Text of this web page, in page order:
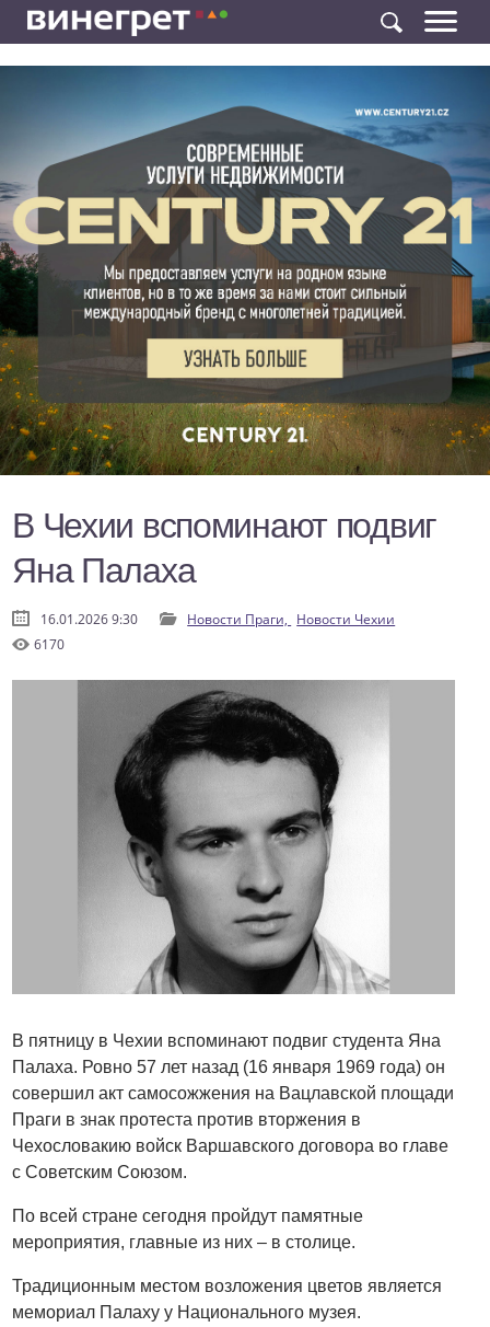
В Чехии вспоминают подвиг
Яна Палаха
16.01.2026 9:30 Новости Праги, Новости Чехии
6170
В пятницу в Чехии вспоминают подвиг студента Яна
Палаха. Ровно 57 лет назад (16 января 1969 года) он
совершил акт самосожжения на Вацлавской площади
Праги в знак протеста против вторжения в
Чехословакию войск Варшавского договора во главе
с Советским Союзом.
По всей стране сегодня пройдут памятные
мероприятия, главные из них – в столице.
Традиционным местом возложения цветов является
мемориал Палаху у Национального музея.